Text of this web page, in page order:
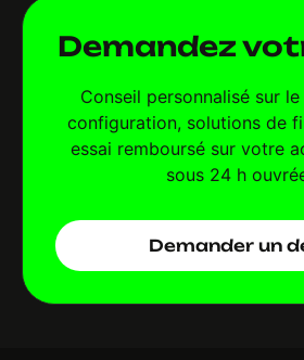
Demandez
Conseil personnalisé sur
configuration, solutions de
essai remboursé sur votre
sous 24 h
Demander un